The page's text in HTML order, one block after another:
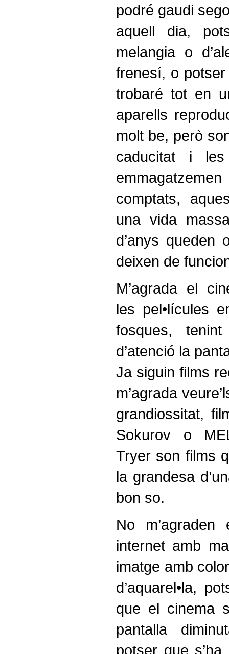
podré gaudi
aquell dia,
melangia o
frenesí, o potser
trobaré tot en
aparells
molt be, però
caducitat i les
comptats,
una vida
d’anys queden
deixen de
M’agrada el
les pel•lícules
fosques,
d’atenció la
Ja siguin films
m’agrada
grandiossitat,
Sokurov o
Tryer son films
la grandesa
bon so.
No
internet amb
imatge amb
d’aquarel•la,
que el cinema
pantalla
potser que